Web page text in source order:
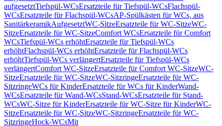
aufgesetztTiefspül-WCsErsatzteile für Tiefspül-WCsFlachspül-
WCsErsatzteile für Flachspül-WCsAP-Spülkästen für WCs, aus
SanitärkeramikAufgesetztWC-SitzeErsatzteile für WC-SitzeWC-
SitzeErsatzteile für WC-SitzeComfort WCsErsatzteile für Comfort
WCsTiefspül-WCs erhöhtErsatzteile für Tiefspül-WCs
erhöhtFlachspül-WCs erhöhtErsatzteile für Flachspül-WCs
erhöhtTiefspül-WCs verlängertErsatzteile für Tiefspül-WCs
verlängertComfort WC-SitzeErsatzteile für Comfort WC-SitzeWC-
SitzeErsatzteile für WC-SitzeWC-SitzringeErsatzteile für WC-
SitzringeWCs für KinderErsatzteile für WCs für KinderWand-
WCsErsatzteile für Wand-WCsStand-WCsErsatzteile für Stand-
WCsWC-Sitze für KinderErsatzteile für WC-Sitze für KinderWC-
SitzeErsatzteile für WC-SitzeWC-SitzringeErsatzteile für WC-
SitzringeHock-WCsMit